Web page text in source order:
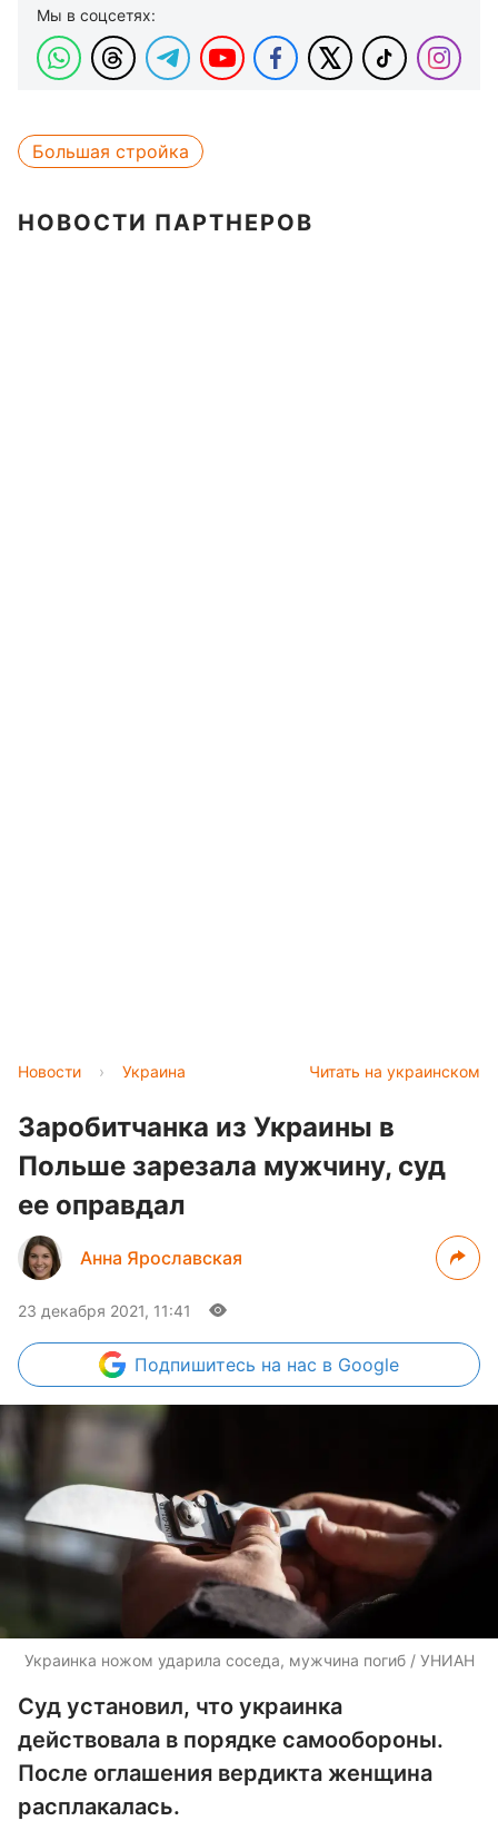
Мы в соцсетях:
Большая стройка
НОВОСТИ ПАРТНЕРОВ
Читать на украинском
Новости › Украина
Заробитчанка из Украины в
Польше зарезала мужчину, суд
ее оправдал
Анна Ярославская
23 декабря 2021, 11:41
Подпишитесь на нас в Google
Украинка ножом ударила соседа, мужчина погиб / УНИАН
Суд установил, что украинка
действовала в порядке самообороны.
После оглашения вердикта женщина
расплакалась.